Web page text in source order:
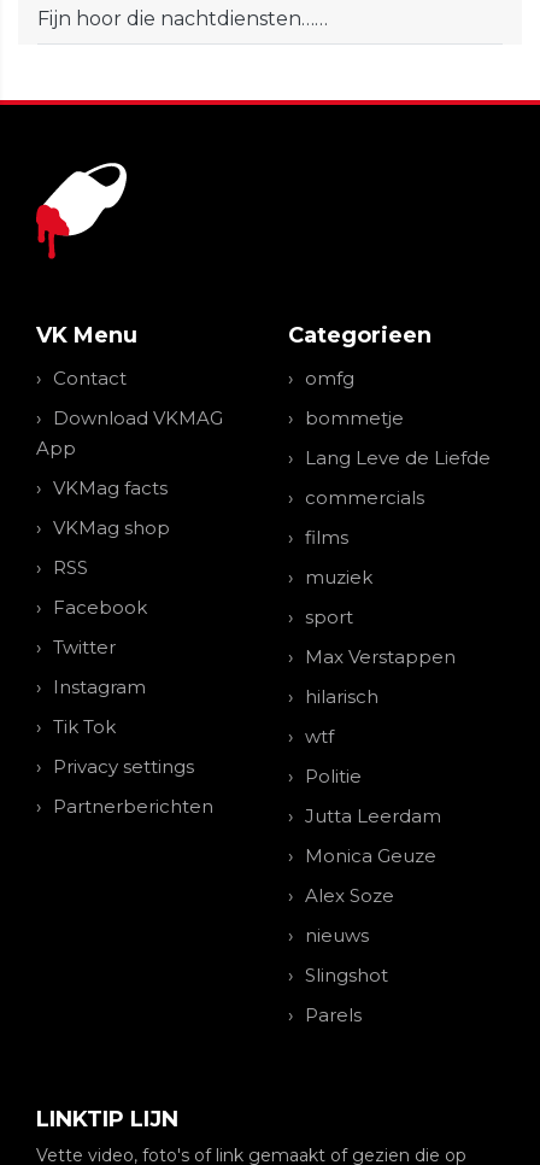
Fijn hoor die nachtdiensten……
VK Menu
Contact
Download VKMAG
App
VKMag facts
VKMag shop
RSS
Facebook
Twitter
Instagram
Tik Tok
Privacy settings
Partnerberichten
Categorieen
omfg
bommetje
Lang Leve de Liefde
commercials
films
muziek
sport
Max Verstappen
hilarisch
wtf
Politie
Jutta Leerdam
Monica Geuze
Alex Soze
nieuws
Slingshot
Parels
LINKTIP LIJN
Vette video, foto's of link gemaakt of gezien die op